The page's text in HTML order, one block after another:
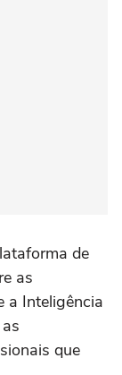
de
as
a Inteligência
que